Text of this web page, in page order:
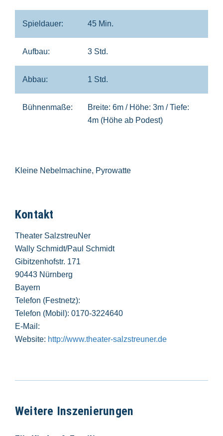
Spieldauer: 45 Min.
Aufbau: 3 Std.
Abbau: 1 Std.
Bühnenmaße:
Breite: 6m / Höhe: 3m / Tiefe:
4m (Höhe ab Podest)
Kleine Nebelmachine, Pyrowatte
Kontakt
Theater SalzstreuNer
Wally Schmidt/Paul Schmidt
Gibitzenhofstr. 171
90443 Nürnberg
Bayern
Telefon (Festnetz):
Telefon (Mobil): 0170-3224640
E-Mail:
Website: http://www.theater-salzstreuner.de
Weitere Inszenierungen